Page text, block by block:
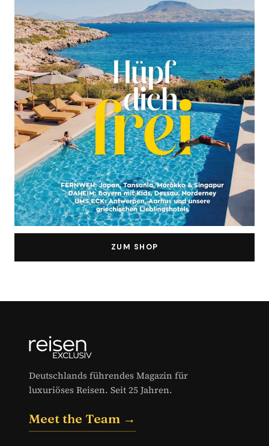
ZUM SHOP
Deutschlands führendes Magazin für
luxuriöses Reisen. Seit 25 Jahren.
Meet the Team →